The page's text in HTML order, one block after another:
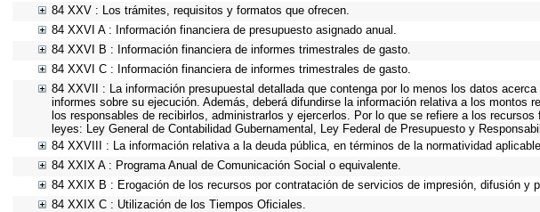
84 XXV : Los trámites, requisitos y formatos que ofrecen.
84 XXVI A : Información financiera de presupuesto asignado anual.
84 XXVI B : Información financiera de informes trimestrales de gasto.
84 XXVI C : Información financiera de informes trimestrales de gasto.
84 XXVII : La información presupuestal detallada que contenga por lo menos los datos
informes sobre su ejecución. Además, deberá difundirse la información relativa a los
los responsables de recibirlos, administrarlos y ejercerlos. Por lo que se refiere a los
leyes: Ley General de Contabilidad Gubernamental, Ley Federal de Presupuesto y
84 XXVIII : La información relativa a la deuda pública, en términos de la normatividad
84 XXIX A : Programa Anual de Comunicación Social o equivalente.
84 XXIX B : Erogación de los recursos por contratación de servicios de impresión, difusión y
84 XXIX C : Utilización de los Tiempos Oficiales.